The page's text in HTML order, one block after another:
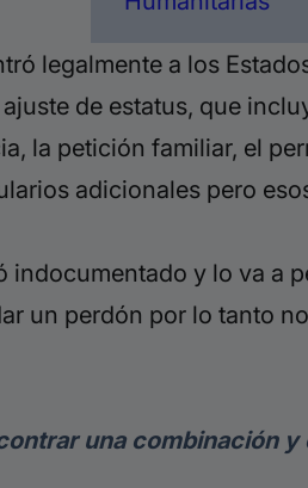
legalmente a los
de estatus, que
la petición familiar, el
adicionales pero
indocumentado y lo va a
un perdón por lo tanto
una combinación